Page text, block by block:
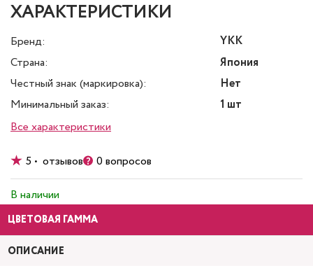
ХАРАКТЕРИСТИКИ
Бренд:
YKK
Страна:
Япония
Честный знак (маркировка):
Нет
Минимальный заказ:
1 шт
Все характеристики
5 • отзывов 0 вопросов
В наличии
ЦВЕТОВАЯ ГАММА
ОПИСАНИЕ